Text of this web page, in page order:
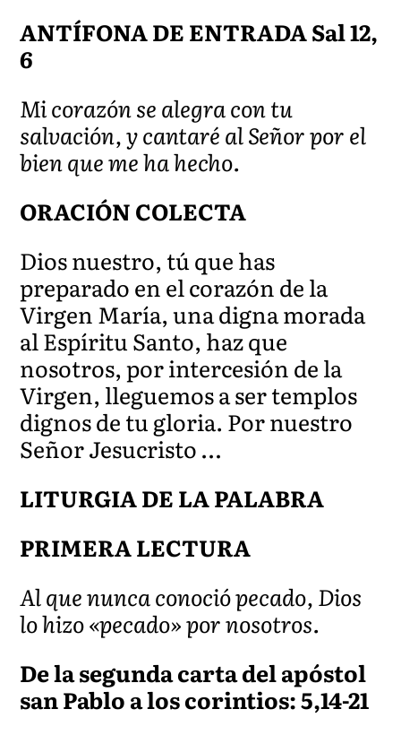
ANTÍFONA DE ENTRADA Sal 12,
6
Mi corazón se alegra con tu
salvación, y cantaré al Señor por el
bien que me ha hecho.
ORACIÓN COLECTA
Dios nuestro, tú que has
preparado en el corazón de la
Virgen María, una digna morada
al Espíritu Santo, haz que
nosotros, por intercesión de la
Virgen, lleguemos a ser templos
dignos de tu gloria. Por nuestro
Señor Jesucristo …
LITURGIA DE LA PALABRA
PRIMERA LECTURA
Al que nunca conoció pecado, Dios
lo hizo «pecado» por nosotros.
De la segunda carta del apóstol
san Pablo a los corintios: 5,14-21